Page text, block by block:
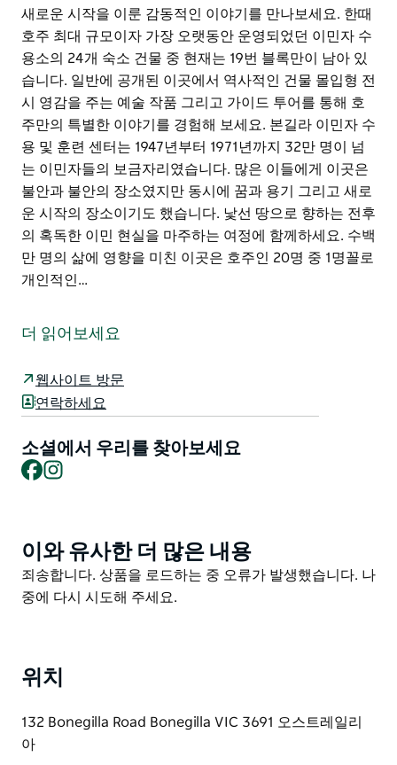
새로운 시작을 이룬 감동적인 이야기를 만나보세요. 한때
호주 최대 규모이자 가장 오랫동안 운영되었던 이민자 수
용소의 24개 숙소 건물 중 현재는 19번 블록만이 남아 있
습니다. 일반에 공개된 이곳에서 역사적인 건물 몰입형 전
시 영감을 주는 예술 작품 그리고 가이드 투어를 통해 호
주만의 특별한 이야기를 경험해 보세요. 본길라 이민자 수
용 및 훈련 센터는 1947년부터 1971년까지 32만 명이 넘
는 이민자들의 보금자리였습니다. 많은 이들에게 이곳은
불안과 불안의 장소였지만 동시에 꿈과 용기 그리고 새로
운 시작의 장소이기도 했습니다. 낯선 땅으로 향하는 전후
의 혹독한 이민 현실을 마주하는 여정에 함께하세요. 수백
만 명의 삶에 영향을 미친 이곳은 호주인 20명 중 1명꼴로
개인적인…
해 보세요.
작을 이룬 감동적인 이야기를 만나보세요. 한때 호주 최대
규모이자 가장 오랫동안 운영되었던 이민자 수용소의 24
일반에 공개된 이곳에서 역사적인 건물 몰입형 전시 영감
을 주는 예술 작품 그리고 가이드 투어를 통해 호주만의
지 32만 명이 넘는 이민자들의 보금자리였습니다. 많은
이들에게 이곳은 불안과 불안의 장소였지만 동시에 꿈과
용기 그리고 새로운 시작의 장소이기도 했습니다.
호주인 20명 중 1명꼴로 개인적인 인연을 가지고 있습니
다.
현대 호주를 형성하고 오늘날 다문화 국가로서의 토대를
마련하는 데 기여한 곳을 방문할 계획을 세워보세요.
더 읽어보세요
웹사이트 방문
연락하세요
소셜에서 우리를 찾아보세요
Facebook
Product
List
이와 유사한 더 많은 내용
Product
List
죄송합니다. 상품을 로드하는 중 오류가 발생했습니다. 나
중에 다시 시도해 주세요.
위치
132 Bonegilla Road Bonegilla VIC 3691 오스트레일리
아